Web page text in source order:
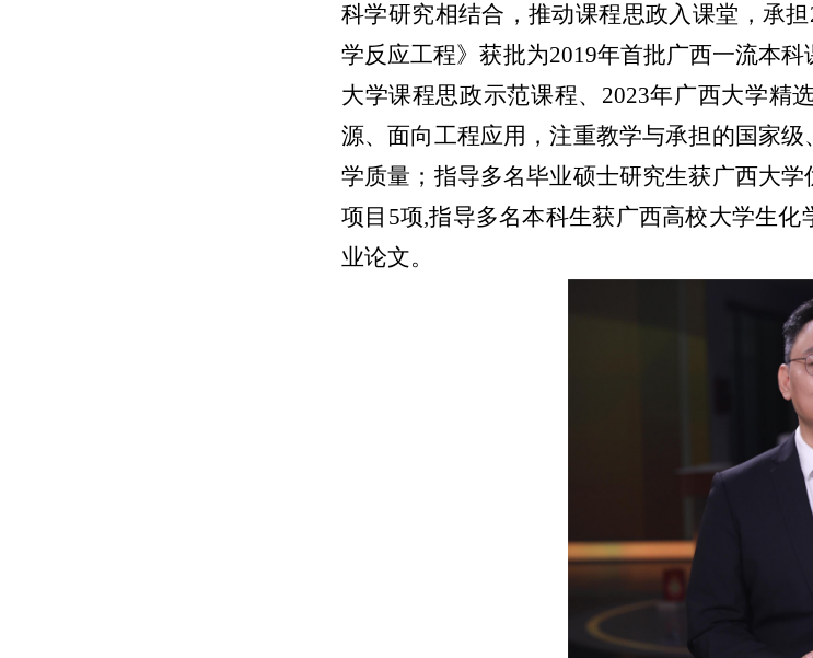
科学研究相结合，推动课程思政入课堂，承担
学反应工程》获批为2019年首批广西一流本科
大学课程思政示范课程、 2023年广西大学精
源、面向工程应用，注重教学与承担的国家级
学质量；指导多名毕业硕士研究生获广西大学
项目 5项,指导多名本科生获广西高校大学生化
业论文。